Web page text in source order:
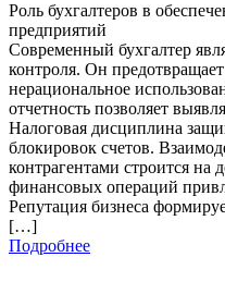
Роль бухгалтеров в
предприятий
Современный бухгалтер
контроля. Он
нерациональное
отчетность позволяет
Налоговая дисциплина
блокировок счетов.
контрагентами строится на
финансовых операций
Репутация бизнеса
[…]
Подробнее